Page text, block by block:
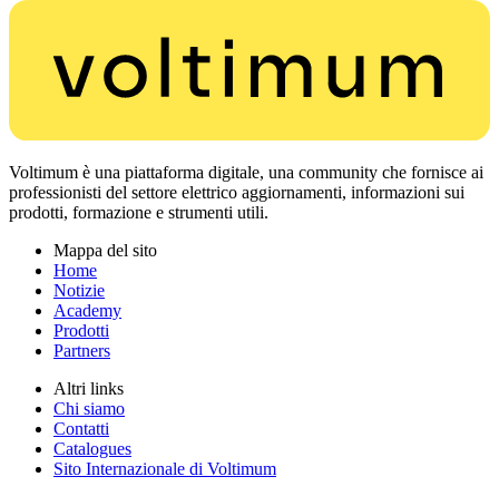
Voltimum è una piattaforma digitale, una community che fornisce ai
professionisti del settore elettrico aggiornamenti, informazioni sui
prodotti, formazione e strumenti utili.
Mappa del sito
Home
Notizie
Academy
Prodotti
Partners
Altri links
Chi siamo
Contatti
Catalogues
Sito Internazionale di Voltimum